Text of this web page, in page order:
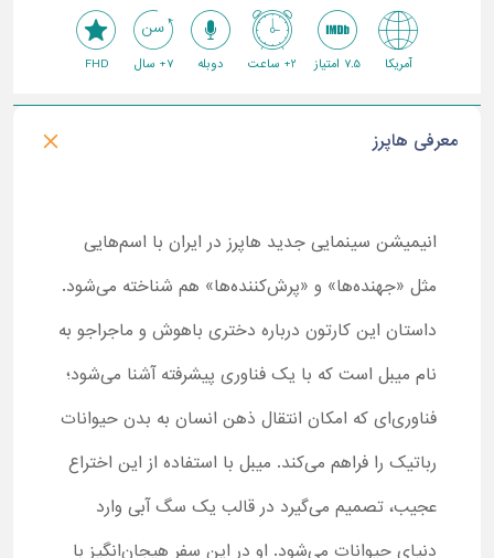
آمریکا 7.5 امتیاز 2+ ساعت دوبله 7+ سال FHD
معرفی هاپرز
انیمیشن سینمایی جدید هاپرز در ایران با اسم‌هایی
مثل «جهنده‌ها» و «پرش‌کننده‌ها» هم شناخته می‌شود.
داستان این کارتون درباره دختری باهوش و ماجراجو به
نام میبل است که با یک فناوری پیشرفته آشنا می‌شود؛
فناوری‌ای که امکان انتقال ذهن انسان به بدن حیوانات
رباتیک را فراهم می‌کند. میبل با استفاده از این اختراع
عجیب، تصمیم می‌گیرد در قالب یک سگ ‌آبی وارد
دنیای حیوانات می‌شود. او در این سفر هیجان‌انگیز با